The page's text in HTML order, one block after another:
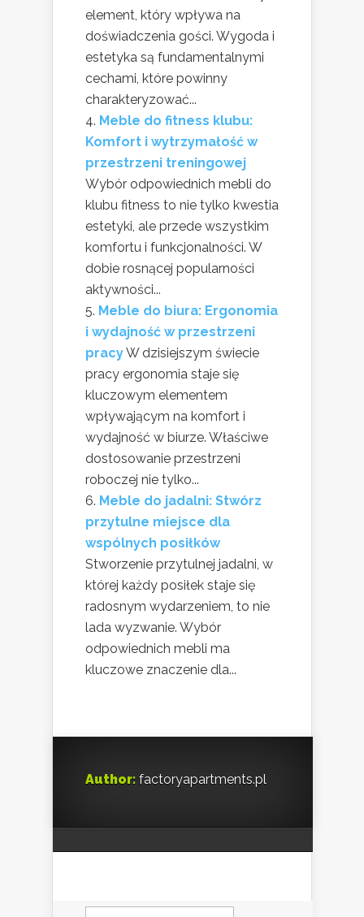
element, który wpływa na
doświadczenia gości. Wygoda i
estetyka są fundamentalnymi
cechami, które powinny
charakteryzować...
Meble do fitness klubu:
Komfort i wytrzymałość w
przestrzeni treningowej
Wybór odpowiednich mebli do
klubu fitness to nie tylko kwestia
estetyki, ale przede wszystkim
komfortu i funkcjonalności. W
dobie rosnącej popularności
aktywności...
Meble do biura: Ergonomia
i wydajność w przestrzeni
pracyW dzisiejszym świecie
pracy ergonomia staje się
kluczowym elementem
wpływającym na komfort i
wydajność w biurze. Właściwe
dostosowanie przestrzeni
roboczej nie tylko...
Meble do jadalni: Stwórz
przytulne miejsce dla
wspólnych posiłków
Stworzenie przytulnej jadalni, w
której każdy posiłek staje się
radosnym wydarzeniem, to nie
lada wyzwanie. Wybór
odpowiednich mebli ma
kluczowe znaczenie dla...
Author: factoryapartments.pl
Szukaj: